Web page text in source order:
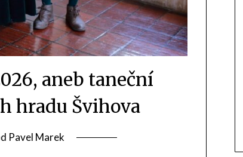
aneb taneční
hradu Švihova
Pavel Marek